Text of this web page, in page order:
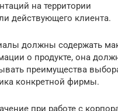
на территории
действующего клиента.
должны содержать
о продукте, она
преимущества
конкретной фирмы.
при работе с